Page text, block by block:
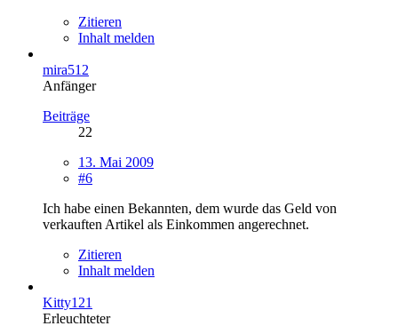
Zitieren
Inhalt melden
mira512
Anfänger
Beiträge
22
13. Mai 2009
#6
Ich habe einen Bekannten, dem wurde das Geld von
verkauften Artikel als Einkommen angerechnet.
Zitieren
Inhalt melden
Kitty121
Erleuchteter